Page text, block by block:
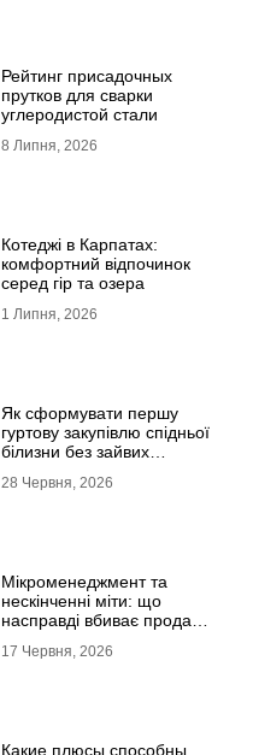
Рейтинг присадочных
прутков для сварки
углеродистой стали
8 Липня, 2026
Котеджі в Карпатах:
комфортний відпочинок
серед гір та озера
1 Липня, 2026
Як сформувати першу
гуртову закупівлю спідньої
білизни без зайвих
28 Червня, 2026
Мікроменеджмент та
нескінченні міти: що
насправді вбиває продажі
17 Червня, 2026
Какие плюсы способны